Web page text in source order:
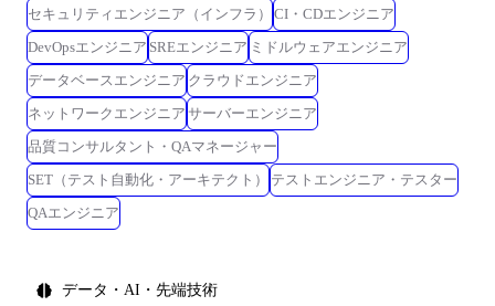
セキュリティエンジニア（インフラ）
CI・CDエンジニア
DevOpsエンジニア SREエンジニア ミドルウェアエンジニア
データベースエンジニア クラウドエンジニア
ネットワークエンジニア サーバーエンジニア
品質コンサルタント・QAマネージャー
SET（テスト自動化・アーキテクト）
テストエンジニア・テスター
QAエンジニア
データ・AI・先端技術